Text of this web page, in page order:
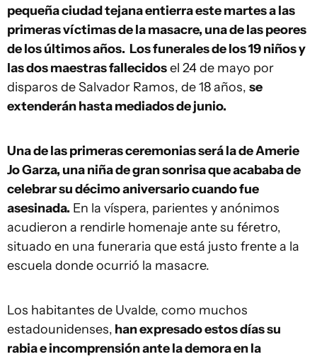
pequeña ciudad tejana entierra este martes a las
primeras víctimas de la masacre, una de las peores
de los últimos años. Los funerales de los 19 niños y
las dos maestras fallecidosel 24 de mayo por
disparos de Salvador Ramos, de 18 años, se
extenderán hasta mediados de junio.
Una de las primeras ceremonias será la de Amerie
Jo Garza, una niña de gran sonrisa que acababa de
celebrar su décimo aniversario cuando fue
asesinada. En la víspera, parientes y anónimos
acudieron a rendirle homenaje ante su féretro,
situado en una funeraria que está justo frente a la
escuela donde ocurrió la masacre.
Los habitantes de Uvalde, como muchos
estadounidenses, han expresado estos días su
rabia e incomprensión ante la demora en la